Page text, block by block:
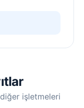
işletmeleri